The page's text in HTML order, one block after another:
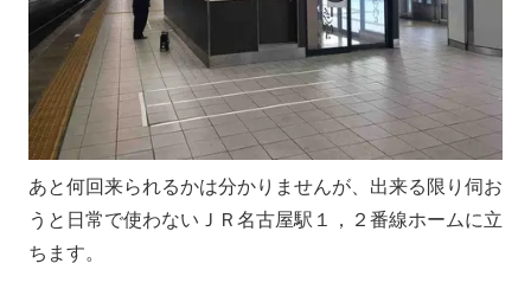
あと何回来られるかは分かりませんが、出来る限り伺お
うと日常で使わないＪＲ名古屋駅１，２番線ホームに立
ちます。